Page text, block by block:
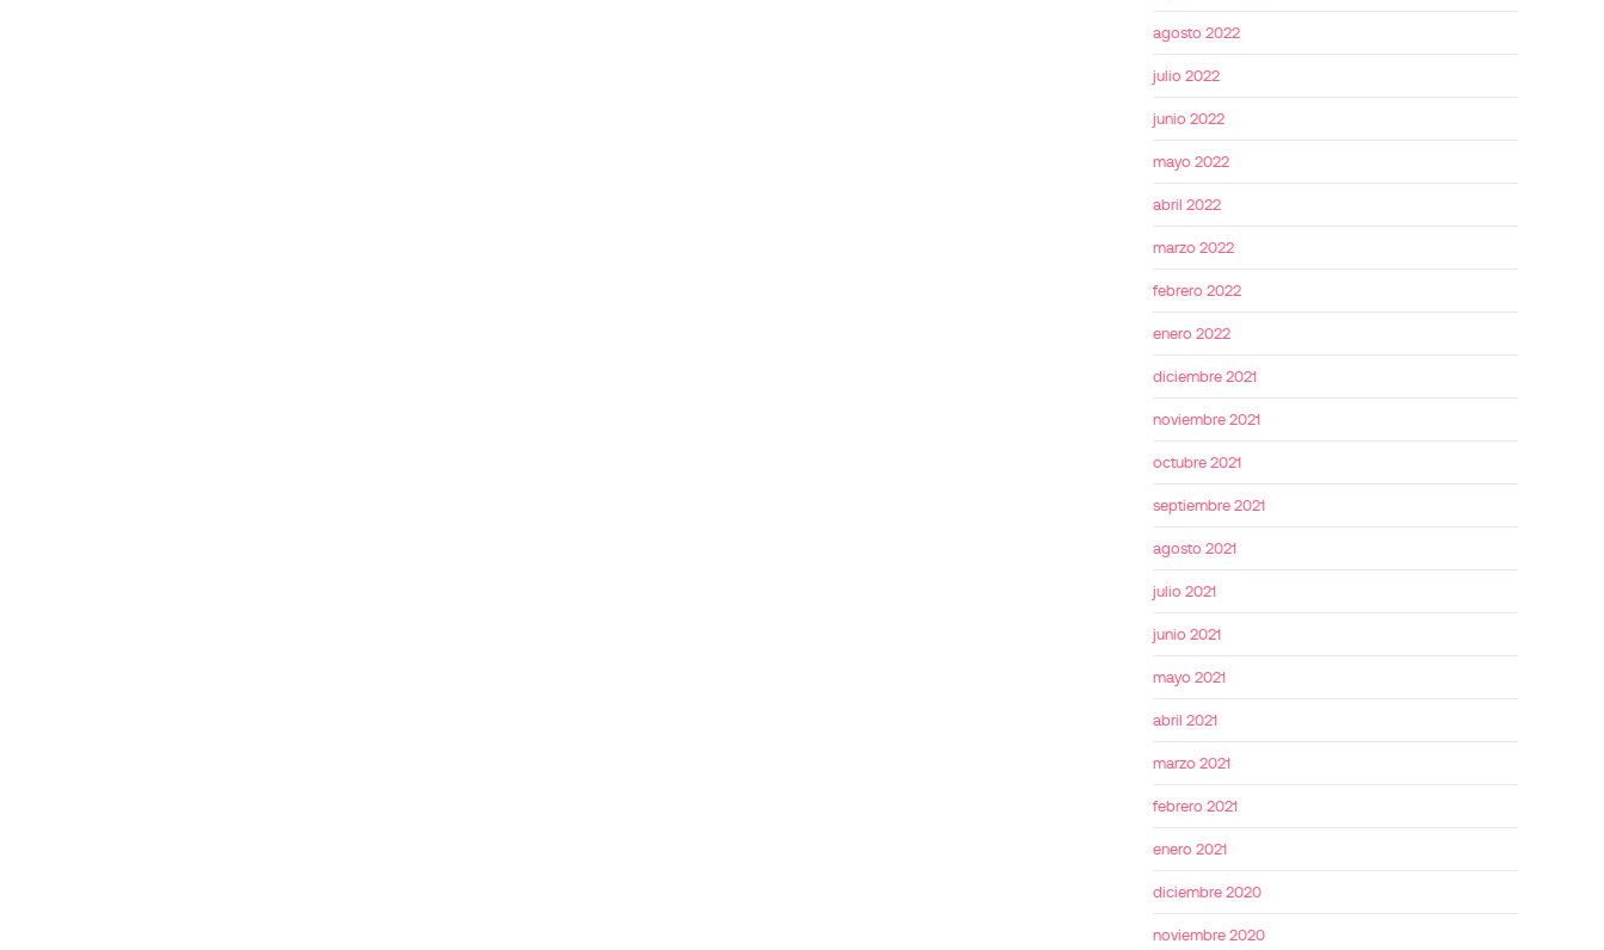
agosto 2022
julio 2022
junio 2022
mayo 2022
abril 2022
marzo 2022
febrero 2022
enero 2022
diciembre 2021
noviembre 2021
octubre 2021
septiembre 2021
agosto 2021
julio 2021
junio 2021
mayo 2021
abril 2021
marzo 2021
febrero 2021
enero 2021
diciembre 2020
noviembre 2020